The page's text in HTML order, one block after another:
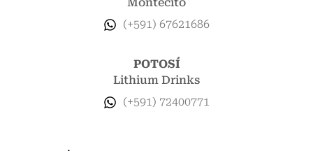
(+591) 67621686
POTOSÍ
Lithium Drinks
(+591) 72400771